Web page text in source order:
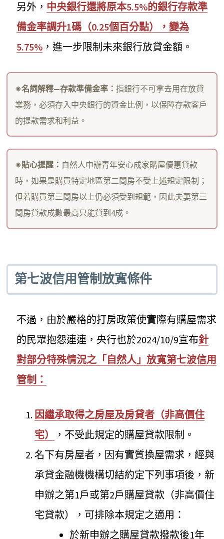
另外， 中央銀行還將原本5.5%的銀行存款準
備金率調升1碼（0.25個百分點），變為
5.75% ，進一步限制未來銀行放貸金額。
※名詞解釋—存款準備金率： 指銀行不可拿去用在放貸
業務，必須存入中央銀行的資金比例，以保障存款客戶
的提款需求和利益。
※貼心提醒： 自然人申辦青年安心成家購屋優惠貸款
時，如果是購買特定地區第二間房不受上述規定限制；
但若購買第三間房以上仍必須受到規範，因此夫妻第三
間房貸款成數最高只能貸到4成。
第七波信用管制放寬條件
不過，由於嚴格的打房政策使實際有購屋需求
的民眾抱怨連連，央行也於2024/10/9宣布針
對部分特殊情況之「自然人」放寬第七波信用
管制：
因繼承取得之房屋及房貸者（非高價住
宅）
，不受此規定的購屋貸款限制。
名下有房屋者，因有實質換屋需求，經與
承貸金融機機構切結約定下列事項後，新
申辦之第1戶或第2戶購屋貸款（非高價住
宅貸款），可排除本規定之適用：
於新申辦之購屋貸款撥款後1年